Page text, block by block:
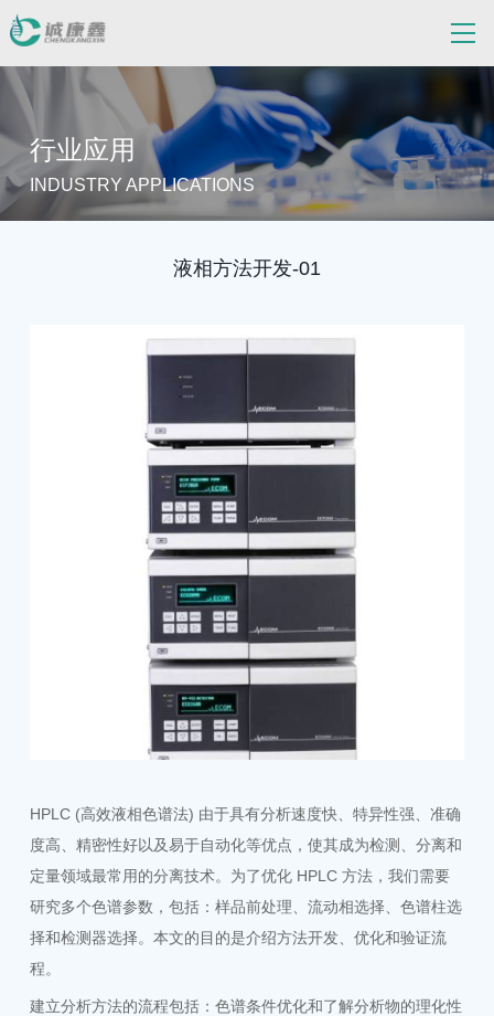
行业应用
INDUSTRY APPLICATIONS
液相方法开发-01
HPLC (高效液相色谱法) 由于具有分析速度快、特异性强、准确
度高、精密性好以及易于自动化等优点，使其成为检测、分离和
定量领域最常用的分离技术。为了优化 HPLC 方法，我们需要
研究多个色谱参数，包括：样品前处理、流动相选择、色谱柱选
择和检测器选择。本文的目的是介绍方法开发、优化和验证流
程。
建立分析方法的流程包括：色谱条件优化和了解分析物的理化性